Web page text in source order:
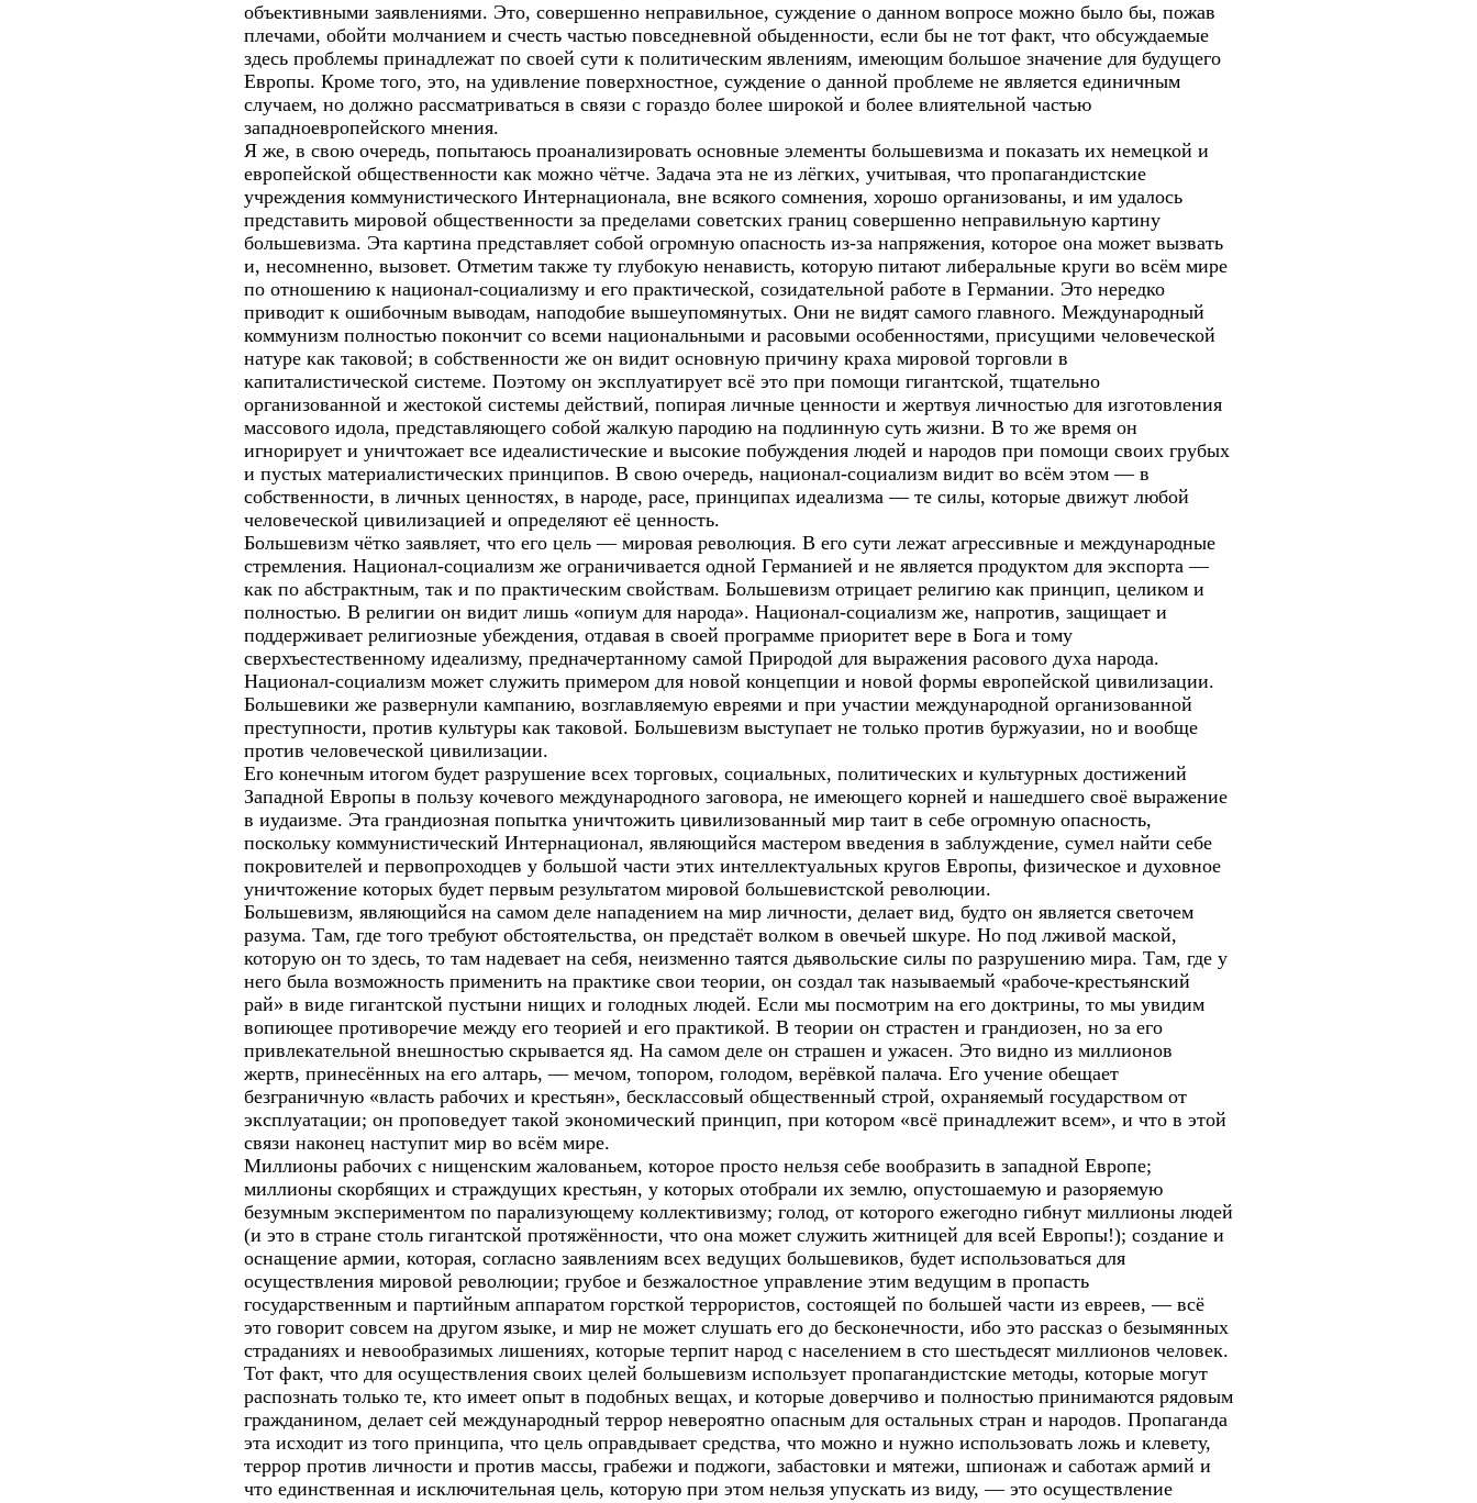
объективными заявлениями. Это, совершенно неправильное, суждение о данном вопросе можно было бы, пожав
плечами, обойти молчанием и счесть частью повседневной обыденности, если бы не тот факт, что обсуждаемые
здесь проблемы принадлежат по своей сути к политическим явлениям, имеющим большое значение для будущего
Европы. Кроме того, это, на удивление поверхностное, суждение о данной проблеме не является единичным
случаем, но должно рассматриваться в связи с гораздо более широкой и более влиятельной частью
западноевропейского мнения.
Я же, в свою очередь, попытаюсь проанализировать основные элементы большевизма и показать их немецкой и
европейской общественности как можно чётче. Задача эта не из лёгких, учитывая, что пропагандистские
учреждения коммунистического Интернационала, вне всякого сомнения, хорошо организованы, и им удалось
представить мировой общественности за пределами советских границ совершенно неправильную картину
большевизма. Эта картина представляет собой огромную опасность из-за напряжения, которое она может вызвать
и, несомненно, вызовет. Отметим также ту глубокую ненависть, которую питают либеральные круги во всём мире
по отношению к национал-социализму и его практической, созидательной работе в Германии. Это нередко
приводит к ошибочным выводам, наподобие вышеупомянутых. Они не видят самого главного. Международный
коммунизм полностью покончит со всеми национальными и расовыми особенностями, присущими человеческой
натуре как таковой; в собственности же он видит основную причину краха мировой торговли в
капиталистической системе. Поэтому он эксплуатирует всё это при помощи гигантской, тщательно
организованной и жестокой системы действий, попирая личные ценности и жертвуя личностью для изготовления
массового идола, представляющего собой жалкую пародию на подлинную суть жизни. В то же время он
игнорирует и уничтожает все идеалистические и высокие побуждения людей и народов при помощи своих грубых
и пустых материалистических принципов. В свою очередь, национал-социализм видит во всём этом — в
собственности, в личных ценностях, в народе, расе, принципах идеализма — те силы, которые движут любой
человеческой цивилизацией и определяют её ценность.
Большевизм чётко заявляет, что его цель — мировая революция. В его сути лежат агрессивные и международные
стремления. Национал-социализм же ограничивается одной Германией и не является продуктом для экспорта —
как по абстрактным, так и по практическим свойствам. Большевизм отрицает религию как принцип, целиком и
полностью. В религии он видит лишь «опиум для народа». Национал-социализм же, напротив, защищает и
поддерживает религиозные убеждения, отдавая в своей программе приоритет вере в Бога и тому
сверхъестественному идеализму, предначертанному самой Природой для выражения расового духа народа.
Национал-социализм может служить примером для новой концепции и новой формы европейской цивилизации.
Большевики же развернули кампанию, возглавляемую евреями и при участии международной организованной
преступности, против культуры как таковой. Большевизм выступает не только против буржуазии, но и вообще
против человеческой цивилизации.
Его конечным итогом будет разрушение всех торговых, социальных, политических и культурных достижений
Западной Европы в пользу кочевого международного заговора, не имеющего корней и нашедшего своё выражение
в иудаизме. Эта грандиозная попытка уничтожить цивилизованный мир таит в себе огромную опасность,
поскольку коммунистический Интернационал, являющийся мастером введения в заблуждение, сумел найти себе
покровителей и первопроходцев у большой части этих интеллектуальных кругов Европы, физическое и духовное
уничтожение которых будет первым результатом мировой большевистской революции.
Большевизм, являющийся на самом деле нападением на мир личности, делает вид, будто он является светочем
разума. Там, где того требуют обстоятельства, он предстаёт волком в овечьей шкуре. Но под лживой маской,
которую он то здесь, то там надевает на себя, неизменно таятся дьявольские силы по разрушению мира. Там, где у
него была возможность применить на практике свои теории, он создал так называемый «рабоче-крестьянский
рай» в виде гигантской пустыни нищих и голодных людей. Если мы посмотрим на его доктрины, то мы увидим
вопиющее противоречие между его теорией и его практикой. В теории он страстен и грандиозен, но за его
привлекательной внешностью скрывается яд. На самом деле он страшен и ужасен. Это видно из миллионов
жертв, принесённых на его алтарь, — мечом, топором, голодом, верёвкой палача. Его учение обещает
безграничную «власть рабочих и крестьян», бесклассовый общественный строй, охраняемый государством от
эксплуатации; он проповедует такой экономический принцип, при котором «всё принадлежит всем», и что в этой
связи наконец наступит мир во всём мире.
Миллионы рабочих с нищенским жалованьем, которое просто нельзя себе вообразить в западной Европе;
миллионы скорбящих и страждущих крестьян, у которых отобрали их землю, опустошаемую и разоряемую
безумным экспериментом по парализующему коллективизму; голод, от которого ежегодно гибнут миллионы людей
(и это в стране столь гигантской протяжённости, что она может служить житницей для всей Европы!); создание и
оснащение армии, которая, согласно заявлениям всех ведущих большевиков, будет использоваться для
осуществления мировой революции; грубое и безжалостное управление этим ведущим в пропасть
государственным и партийным аппаратом горсткой террористов, состоящей по большей части из евреев, — всё
это говорит совсем на другом языке, и мир не может слушать его до бесконечности, ибо это рассказ о безымянных
страданиях и невообразимых лишениях, которые терпит народ с населением в сто шестьдесят миллионов человек.
Тот факт, что для осуществления своих целей большевизм использует пропагандистские методы, которые могут
распознать только те, кто имеет опыт в подобных вещах, и которые доверчиво и полностью принимаются рядовым
гражданином, делает сей международный террор невероятно опасным для остальных стран и народов. Пропаганда
эта исходит из того принципа, что цель оправдывает средства, что можно и нужно использовать ложь и клевету,
террор против личности и против массы, грабежи и поджоги, забастовки и мятежи, шпионаж и саботаж армий и
что единственная и исключительная цель, которую при этом нельзя упускать из виду, — это осуществление